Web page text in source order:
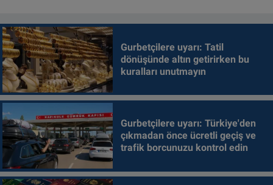
Gurbetçilere uyarı: Tatil
dönüşünde altın getirirken bu
kuralları unutmayın
Gurbetçilere uyarı: Türkiye'den
çıkmadan önce ücretli geçiş ve
trafik borcunuzu kontrol edin